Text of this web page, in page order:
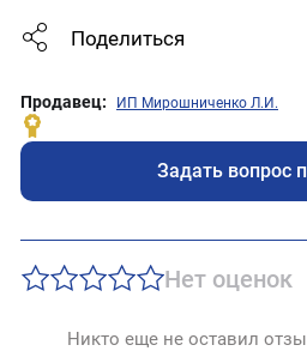
Поделиться
Продавец: ИП Мирошниченко Л.И.
Задать вопрос
Нет оценок
Никто еще не оставил